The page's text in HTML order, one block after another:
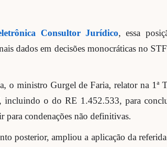
Consultor Jurídico, essa
dados em decisões monocráticas no
o ministro Gurgel de Faria, relator na 1ª
incluindo o do RE 1.452.533, para
condenações não definitivas.
posterior, ampliou a aplicação da referida